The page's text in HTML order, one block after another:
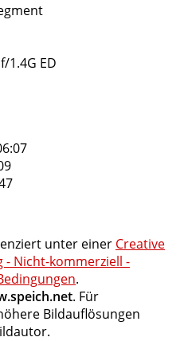
1.4G ED
unter einer Creative
- Nicht-kommerziell -
.
. Für
Bildauflösungen